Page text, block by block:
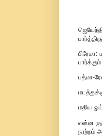
பத்மா-
மதிய
என்ன
நாற்றம்